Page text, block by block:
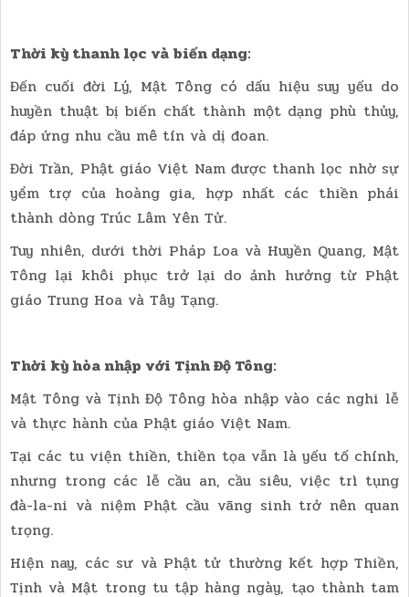
Thời kỳ thanh lọc và biến dạng:
Đến cuối đời Lý, Mật Tông có dấu hiệu suy yếu do
huyền thuật bị biến chất thành một dạng phù thủy,
đáp ứng nhu cầu mê tín và dị đoan.
Đời Trần, Phật giáo Việt Nam được thanh lọc nhờ sự
yểm trợ của hoàng gia, hợp nhất các thiền phái
thành dòng Trúc Lâm Yên Tử.
Tuy nhiên, dưới thời Pháp Loa và Huyền Quang, Mật
Tông lại khôi phục trở lại do ảnh hưởng từ Phật
giáo Trung Hoa và Tây Tạng.
Thời kỳ hòa nhập với Tịnh Độ Tông:
Mật Tông và Tịnh Độ Tông hòa nhập vào các nghi lễ
và thực hành của Phật giáo Việt Nam.
Tại các tu viện thiền, thiền tọa vẫn là yếu tố chính,
nhưng trong các lễ cầu an, cầu siêu, việc trì tụng
đà-la-ni và niệm Phật cầu vãng sinh trở nên quan
trọng.
Hiện nay, các sư và Phật tử thường kết hợp Thiền,
Tịnh và Mật trong tu tập hàng ngày, tạo thành tam